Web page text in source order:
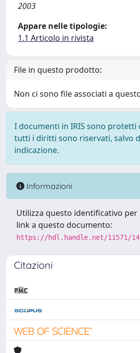
2003
Appare nelle tipologie:
1.1 Articolo in rivista
File in questo prodotto:
Non ci sono file associati a
I documenti in IRIS sono protetti
tutti i diritti sono riservati, salvo
indicazione.
Informazioni
Utilizza questo identificativo
link a questo documento:
https://hdl.handle.net/11571/
Citazioni